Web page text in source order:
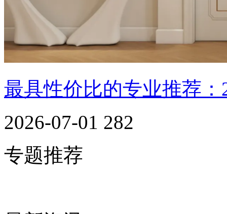
最具性价比的专业推荐：
2026-07-01 282
专题推荐